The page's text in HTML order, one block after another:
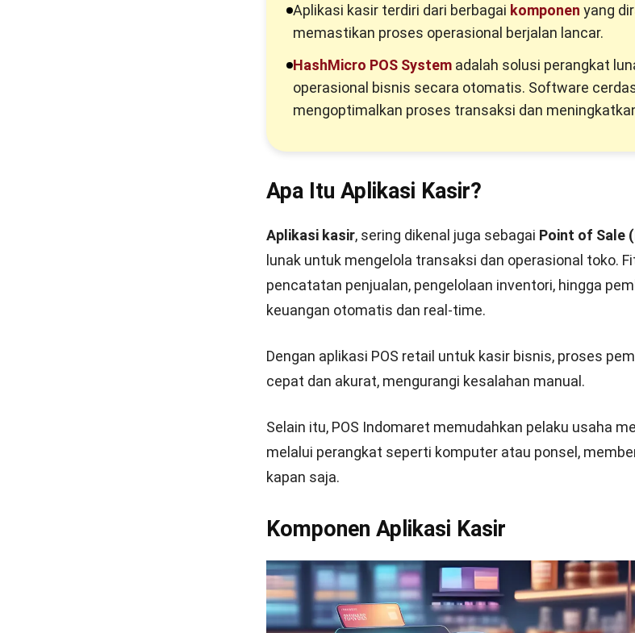
Aplikasi kasir terdiri dari berbagai komponen yang
memastikan proses operasional berjalan lancar.
HashMicro POS System adalah solusi perangkat
operasional bisnis secara otomatis. Software
mengoptimalkan proses transaksi dan
Apa Itu Aplikasi Kasir?
Aplikasi kasir, sering dikenal juga sebagai Point of Sale
lunak untuk mengelola transaksi dan operasional toko.
pencatatan penjualan, pengelolaan inventori, hingga
keuangan otomatis dan real-time.
Dengan aplikasi POS retail untuk kasir bisnis, proses
cepat dan akurat, mengurangi kesalahan manual.
Selain itu, POS Indomaret memudahkan pelaku usaha
melalui perangkat seperti komputer atau ponsel,
kapan saja.
Komponen Aplikasi Kasir